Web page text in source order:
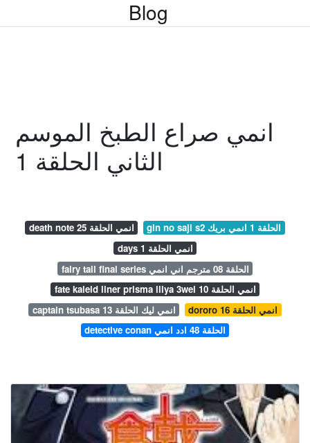
Blog
انمي صراع الطبخ الموسم
الثاني الحلقة 1
death note انمي الحلقة 25
gin no saji s2 الحلقة 1 انمي بريك
days انمي الحلقة 1
fairy tail final series الحلقة 08 مترجم اني انمي
fate kaleid liner prisma illya 3wei انمي الحلقة 10
captain tsubasa انمي ليك الحلقة 13
dororo انمي الحلقة 16
detective conan الحلقة 48 ادد انمي